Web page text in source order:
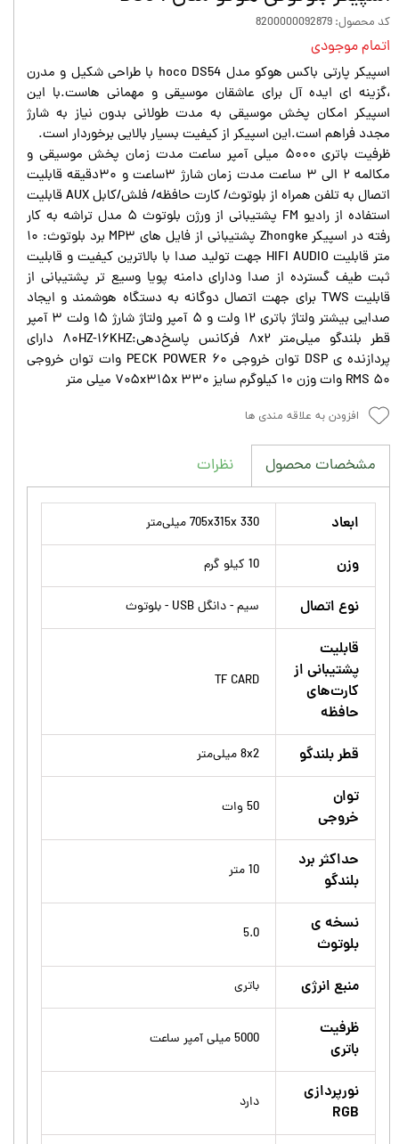
کد محصول: 8200000092879
اتمام موجودی
اسپیکر پارتی باکس هوکو مدل hoco DS54 با طراحی شکیل و مدرن
،گزینه ای ایده آل برای عاشقان موسیقی و مهمانی هاست.با این
اسپیکر امکان پخش موسیقی به مدت طولانی بدون نیاز به شارژ
مجدد فراهم است.این اسپیکر از کیفیت بسیار بالایی برخوردار است.
ظرفیت باتری ۵۰۰۰ میلی آمپر ساعت مدت زمان پخش موسیقی و
مکالمه ۲ الی ۳ ساعت مدت زمان شارژ ۳ساعت و ۳۰دقیقه قابلیت
اتصال به تلفن همراه از بلوتوث/ کارت حافظه/ فلش/کابل AUX قابلیت
استفاده از رادیو FM پشتیبانی از ورژن بلوتوث ۵ مدل تراشه به کار
رفته در اسپیکر Zhongke پشتیبانی از فایل های MP۳ برد بلوتوث: ۱۰
متر قابلیت HIFI AUDIO جهت تولید صدا با بالاترین کیفیت و قابلیت
ثبت طیف گسترده از صدا ودارای دامنه پویا وسیع تر پشتیبانی از
قابلیت TWS برای جهت اتصال دوگانه به دستگاه هوشمند و ایجاد
صدایی بیشتر ولتاژ باتری ۱۲ ولت و ۵ آمپر ولتاژ شارژ ۱۵ ولت ۳ آمپر
قطر بلندگو میلی‌متر ۸x۲ فرکانس پاسخ‌دهی:۸۰HZ-۱۶KHZ دارای
پردازنده ی DSP توان خروجی PECK POWER ۶۰ وات توان خروجی
RMS ۵۰ وات وزن ۱۰ کیلوگرم سایز ۷۰۵x۳۱۵x ۳۳۰ میلی متر
افزودن به علاقه مندی ها
مشخصات محصول نظرات
ابعاد 705x315x 330 میلی‌متر
وزن 10 کیلو گرم
نوع اتصال سیم - دانگل USB - بلوتوث
قابلیت
پشتیبانی از
کارت‌های
حافظه
TF CARD
قطر بلندگو 8x2 میلی‌متر
توان
خروجی
50 وات
حداکثر برد
بلندگو
10 متر
نسخه ی
بلوتوث
5.0
منبع انرژی باتری
ظرفیت
باتری
5000 میلی آمپر ساعت
نورپردازی
RGB
دارد